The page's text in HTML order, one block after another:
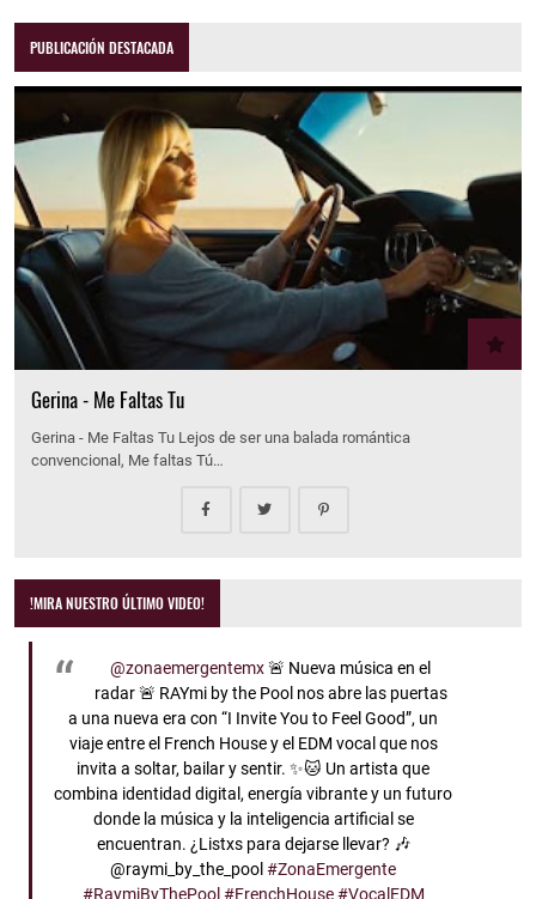
PUBLICACIÓN DESTACADA
Gerina - Me Faltas Tu
Gerina - Me Faltas Tu Lejos de ser una balada romántica
convencional, Me faltas Tú…
!MIRA NUESTRO ÚLTIMO VIDEO!
@zonaemergentemx🚨 Nueva música en el
radar 🚨 RAYmi by the Pool nos abre las puertas
a una nueva era con “I Invite You to Feel Good”, un
viaje entre el French House y el EDM vocal que nos
invita a soltar, bailar y sentir. ✨🐱 Un artista que
combina identidad digital, energía vibrante y un futuro
donde la música y la inteligencia artificial se
encuentran. ¿Listxs para dejarse llevar? 🎶
@raymi_by_the_pool#ZonaEmergente